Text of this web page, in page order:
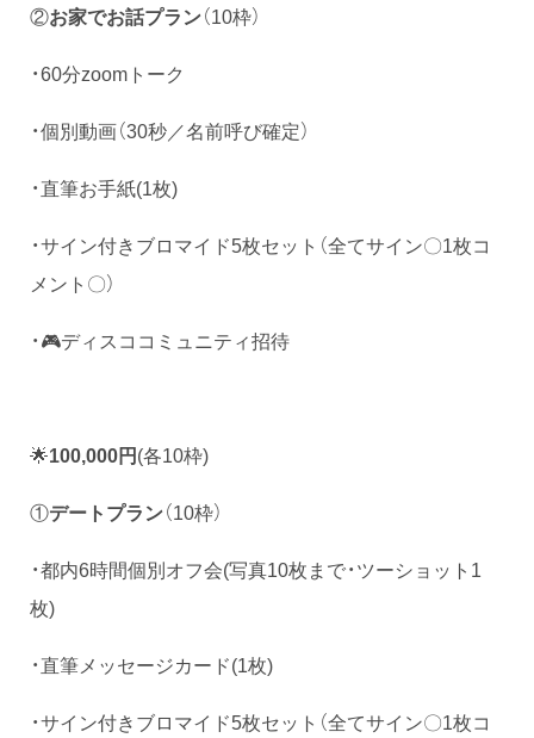
②お家でお話プラン（10枠）
・60分zoomトーク
・個別動画（30秒／名前呼び確定）
・直筆お手紙(1枚)
・サイン付きブロマイド5枚セット（全てサイン〇1枚コ
メント〇）
・🎮ディスココミュニティ招待
🌟100,000円(各10枠)
①デートプラン（10枠）
・都内6時間個別オフ会(写真10枚まで・ツーショット1
枚)
・直筆メッセージカード(1枚)
・サイン付きブロマイド5枚セット（全てサイン〇1枚コ